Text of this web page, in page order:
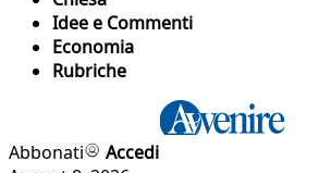
Idee e Commenti
Economia
Rubriche
Abbonati
Accedi